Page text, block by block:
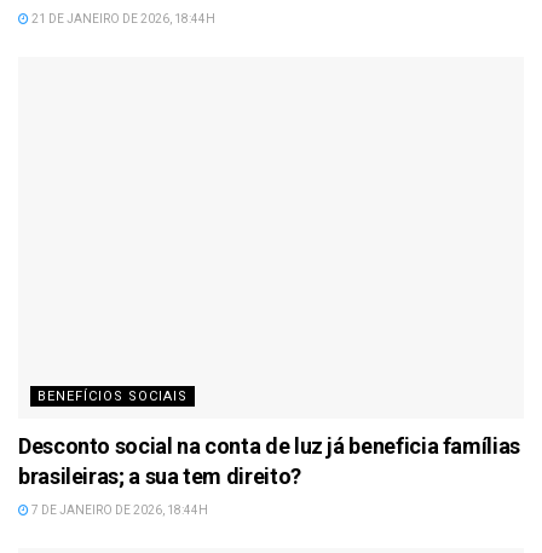
21 DE JANEIRO DE 2026, 18:44H
BENEFÍCIOS SOCIAIS
Desconto social na conta de luz já beneficia famílias
brasileiras; a sua tem direito?
7 DE JANEIRO DE 2026, 18:44H